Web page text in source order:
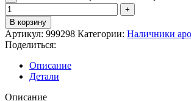
В корзину
Артикул: 999298 Категории: Наличники
Поделиться:
Описание
Детали
Описание